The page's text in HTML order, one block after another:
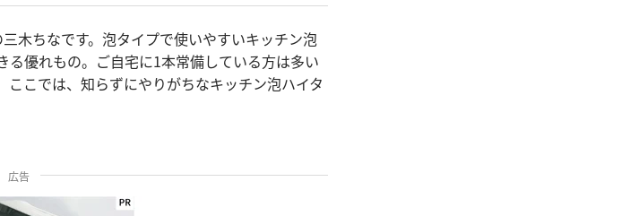
木ちなです。泡タイプで使いやすいキッチン泡
優れもの。ご自宅に1本常備している方は多い
こでは、知らずにやりがちなキッチン泡ハイタ
広告